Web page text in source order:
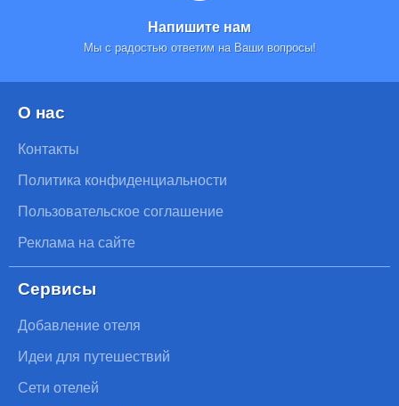
Напишите нам
Мы с радостью ответим на Ваши вопросы!
О нас
Контакты
Политика конфиденциальности
Пользовательское соглашение
Реклама на сайте
Сервисы
Добавление отеля
Идеи для путешествий
Сети отелей